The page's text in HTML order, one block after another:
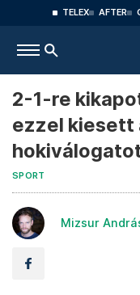
TELEX AFTER
2-1-re
ezzel kiesett
SPORT
Mizsur